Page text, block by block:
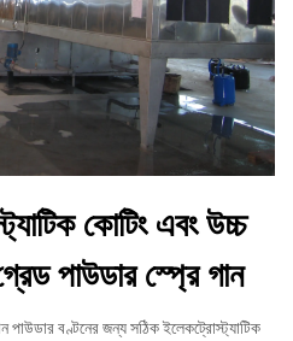
কোটিং এবং উচ্চ
পাউডার স্প্রে গান
পাউডার বণ্টনের জন্য সঠিক ইলেকট্রোস্ট্যাটিক